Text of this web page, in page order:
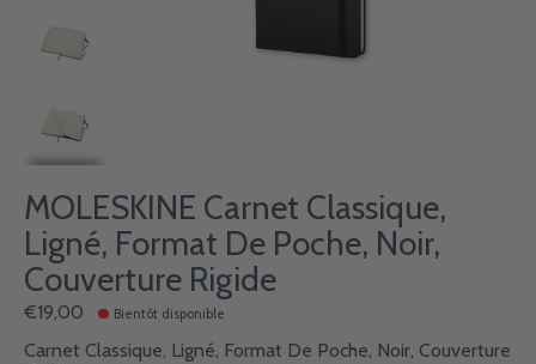
MOLESKINE Carnet Classique,
Ligné, Format De Poche, Noir,
Couverture Rigide
€19,00 Bientôt disponible
Carnet Classique, Ligné, Format De Poche, Noir, Couverture